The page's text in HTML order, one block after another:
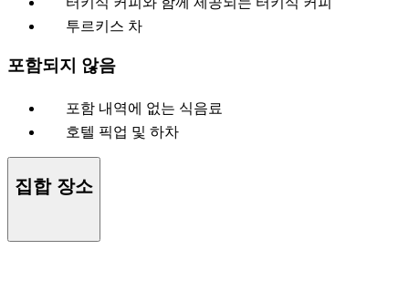
투르키스 차
포함되지 않음
포함 내역에 없는 식음료
호텔 픽업 및 하차
집합 장소